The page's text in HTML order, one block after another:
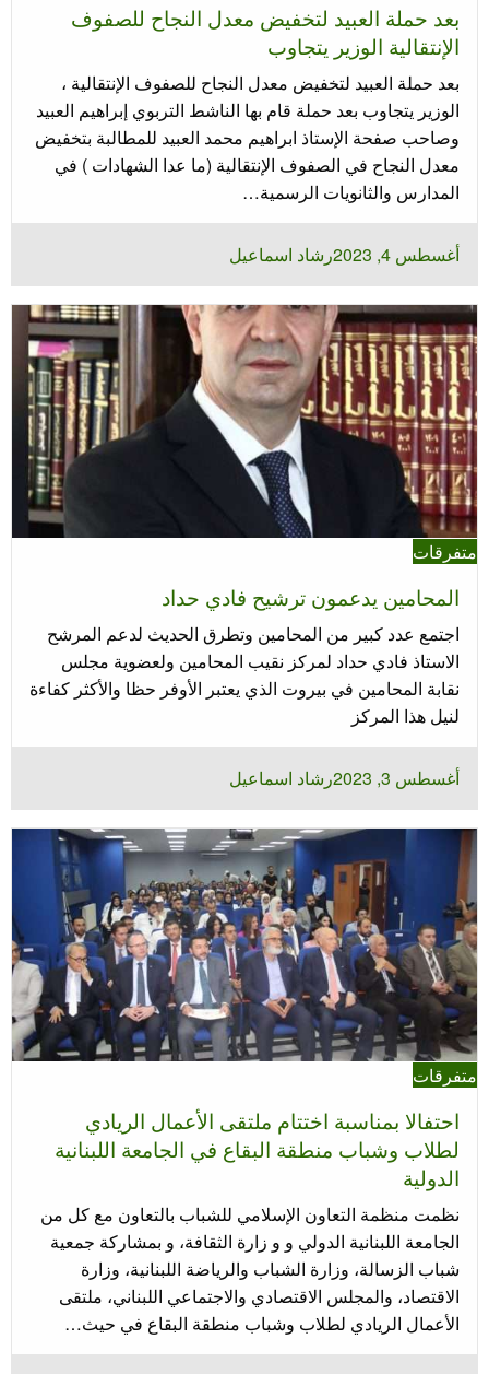
بعد حملة العبيد لتخفيض معدل النجاح للصفوف
الإنتقالية الوزير يتجاوب
بعد حملة العبيد لتخفيض معدل النجاح للصفوف الإنتقالية ،
الوزير يتجاوب بعد حملة قام بها الناشط التربوي إبراهيم العبيد
وصاحب صفحة الإستاذ ابراهيم محمد العبيد للمطالبة بتخفيض
معدل النجاح في الصفوف الإنتقالية (ما عدا الشهادات ) في
المدارس والثانويات الرسمية…
نُشر
في
أغسطس 4, 2023 رشاد اسماعيل
متفرقات
المحامين يدعمون ترشيح فادي حداد
اجتمع عدد كبير من المحامين وتطرق الحديث لدعم المرشح
الاستاذ فادي حداد لمركز نقيب المحامين ولعضوية مجلس
نقابة المحامين في بيروت الذي يعتبر الأوفر حظا والأكثر كفاءة
لنيل هذا المركز
نُشر
في
أغسطس 3, 2023 رشاد اسماعيل
متفرقات
احتفالا بمناسبة اختتام ملتقى الأعمال الريادي
لطلاب وشباب منطقة البقاع في الجامعة اللبنانية
الدولية
نظمت منظمة التعاون الإسلامي للشباب بالتعاون مع كل من
الجامعة اللبنانية الدولي و و زارة الثقافة، و بمشاركة جمعية
شباب الزسالة، وزارة الشباب والرياضة اللبنانية، وزارة
الاقتصاد، والمجلس الاقتصادي والاجتماعي اللبناني، ملتقى
الأعمال الريادي لطلاب وشباب منطقة البقاع في حيث…